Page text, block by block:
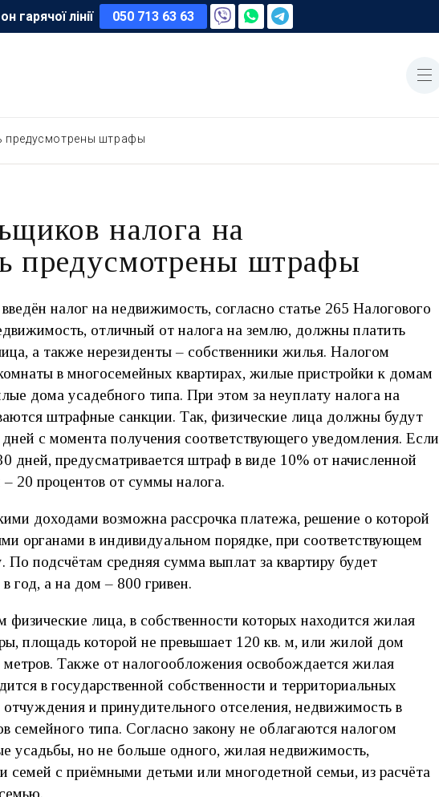
гарячої лінії 050 713 63 63
предусмотрены штрафы
налога на
предусмотрены штрафы
налог на недвижимость, согласно статье 265 Налогового
отличный от налога на землю, должны платить
а также нерезиденты – собственники жилья. Налогом
в многосемейных квартирах, жилые пристройки к домам
дома усадебного типа. При этом за неуплату налога на
штрафные санкции. Так, физические лица должны будут
дней с момента получения соответствующего уведомления. Если
дней, предусматривается штраф в виде 10% от начисленной
20 процентов от суммы налога.
доходами возможна рассрочка платежа, решение о которой
органами в индивидуальном порядке, при соответствующем
подсчётам средняя сумма выплат за квартиру будет
год, а на дом – 800 гривен.
физические лица, в собственности которых находится жилая
площадь которой не превышает 120 кв. м, или жилой дом
Также от налогообложения освобождается жилая
в государственной собственности и территориальных
и принудительного отселения, недвижимость в
семейного типа. Согласно закону не облагаются налогом
усадьбы, но не больше одного, жилая недвижимость,
семей с приёмными детьми или многодетной семьи, из расчёта